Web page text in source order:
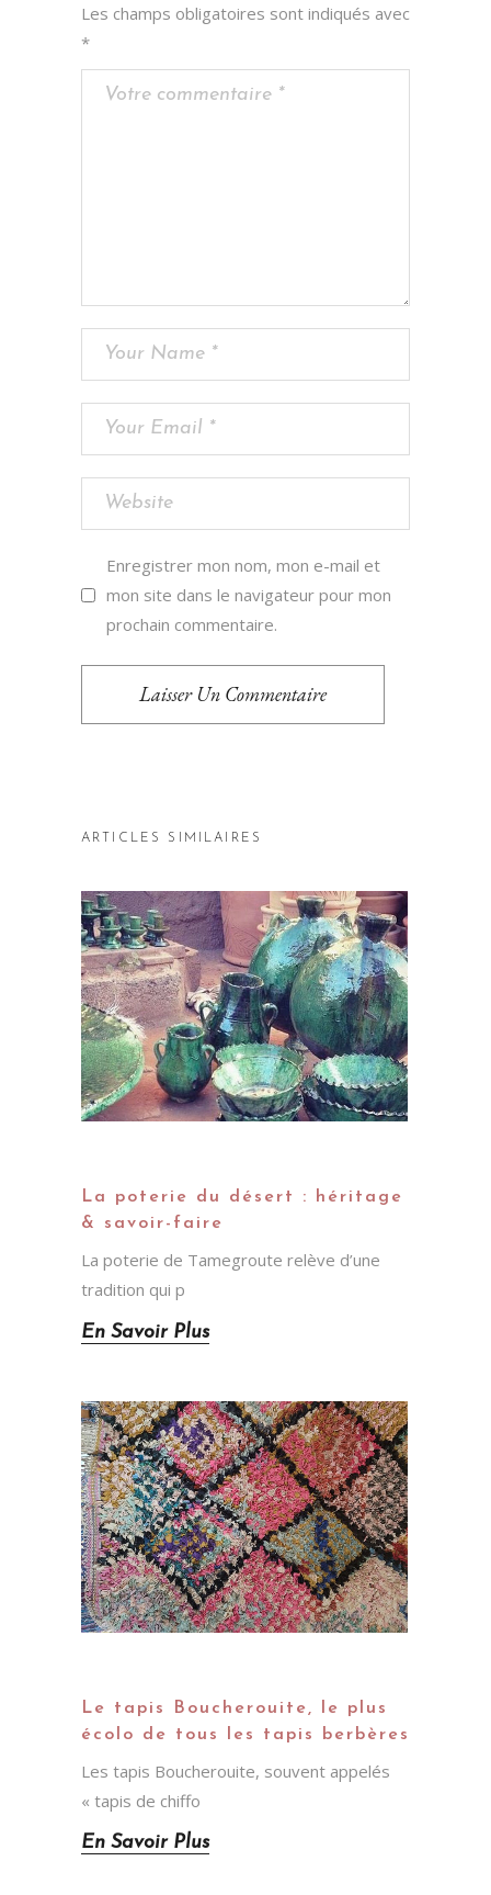
Les champs obligatoires sont indiqués avec
*
Enregistrer mon nom, mon e-mail et
mon site dans le navigateur pour mon
prochain commentaire.
Laisser Un Commentaire
ARTICLES SIMILAIRES
La poterie du désert : héritage
& savoir-faire
La poterie de Tamegroute relève d’une
tradition qui p
En Savoir Plus
Le tapis Boucherouite, le plus
écolo de tous les tapis berbères
Les tapis Boucherouite, souvent appelés
« tapis de chiffo
En Savoir Plus